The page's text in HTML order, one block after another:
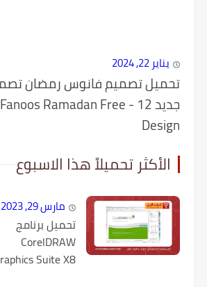
يناير 22, 2024
تحميل تصميم فانوس رمضان
جديد 12 - Fanoos Ramadan Free
Design
الأكثر تحميلاً هذا الاسبوع
مارس 29, 2023
تحميل برنامج
CorelDRAW
Suite X8